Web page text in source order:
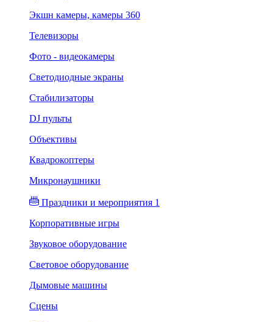
Экшн камеры, камеры 360
Телевизоры
Фото - видеокамеры
Светодиодные экраны
Стабилизаторы
DJ пульты
Объективы
Квадрокоптеры
Микронаушники
Праздники и мероприятия 1
Корпоративные игры
Звуковое оборудование
Световое оборудование
Дымовые машины
Сцены